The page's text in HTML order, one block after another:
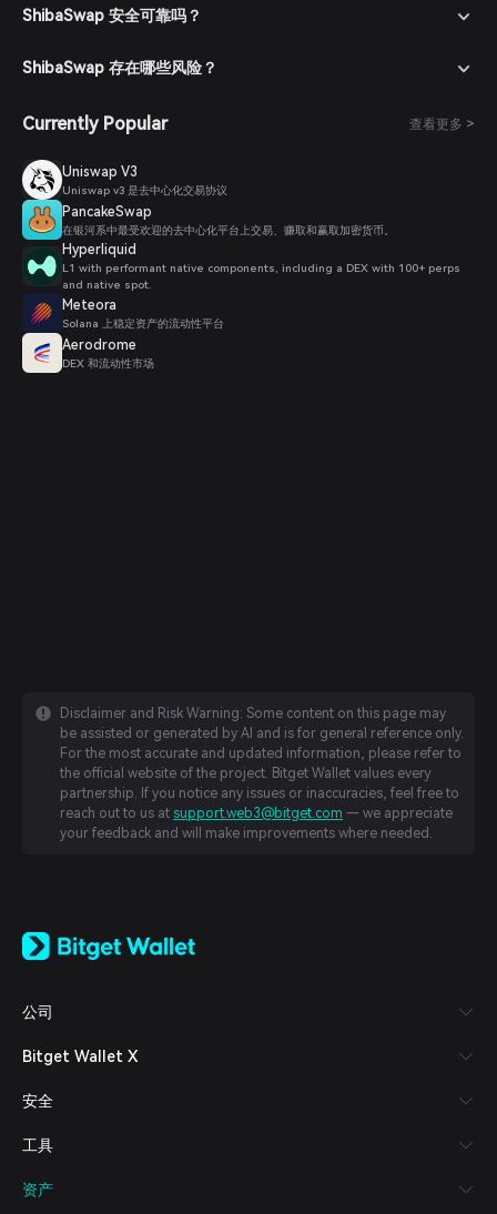
ShibaSwap 安全可靠吗？
ShibaSwap 存在哪些风险？
Currently Popular 查看更多 >
Uniswap V3
Uniswap v3 是去中心化交易协议
PancakeSwap
在银河系中最受欢迎的去中心化平台上交易、赚取和赢取加密货币。
Hyperliquid
L1 with performant native components, including a DEX with 100+ perps
and native spot.
Meteora
Solana 上稳定资产的流动性平台
Aerodrome
DEX 和流动性市场
Disclaimer and Risk Warning: Some content on this page may
be assisted or generated by AI and is for general reference only.
For the most accurate and updated information, please refer to
the official website of the project. Bitget Wallet values every
partnership. If you notice any issues or inaccuracies, feel free to
reach out to us at support.web3@bitget.com — we appreciate
your feedback and will make improvements where needed.
日本語
Español (Latinoamérica)
Italiano
Deutsch
繁體中文
Bahasa Indonesia
公司
Bitget Wallet X
安全
工具
资产